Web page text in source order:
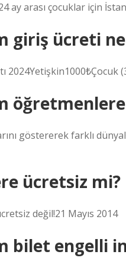
ay arası çocuklar için
giriş ücreti
2024Yetişkin1000₺Çocuk
göstererek farklı
ücretsiz mi?
değil!21 Mayıs 2014
bilet engelli